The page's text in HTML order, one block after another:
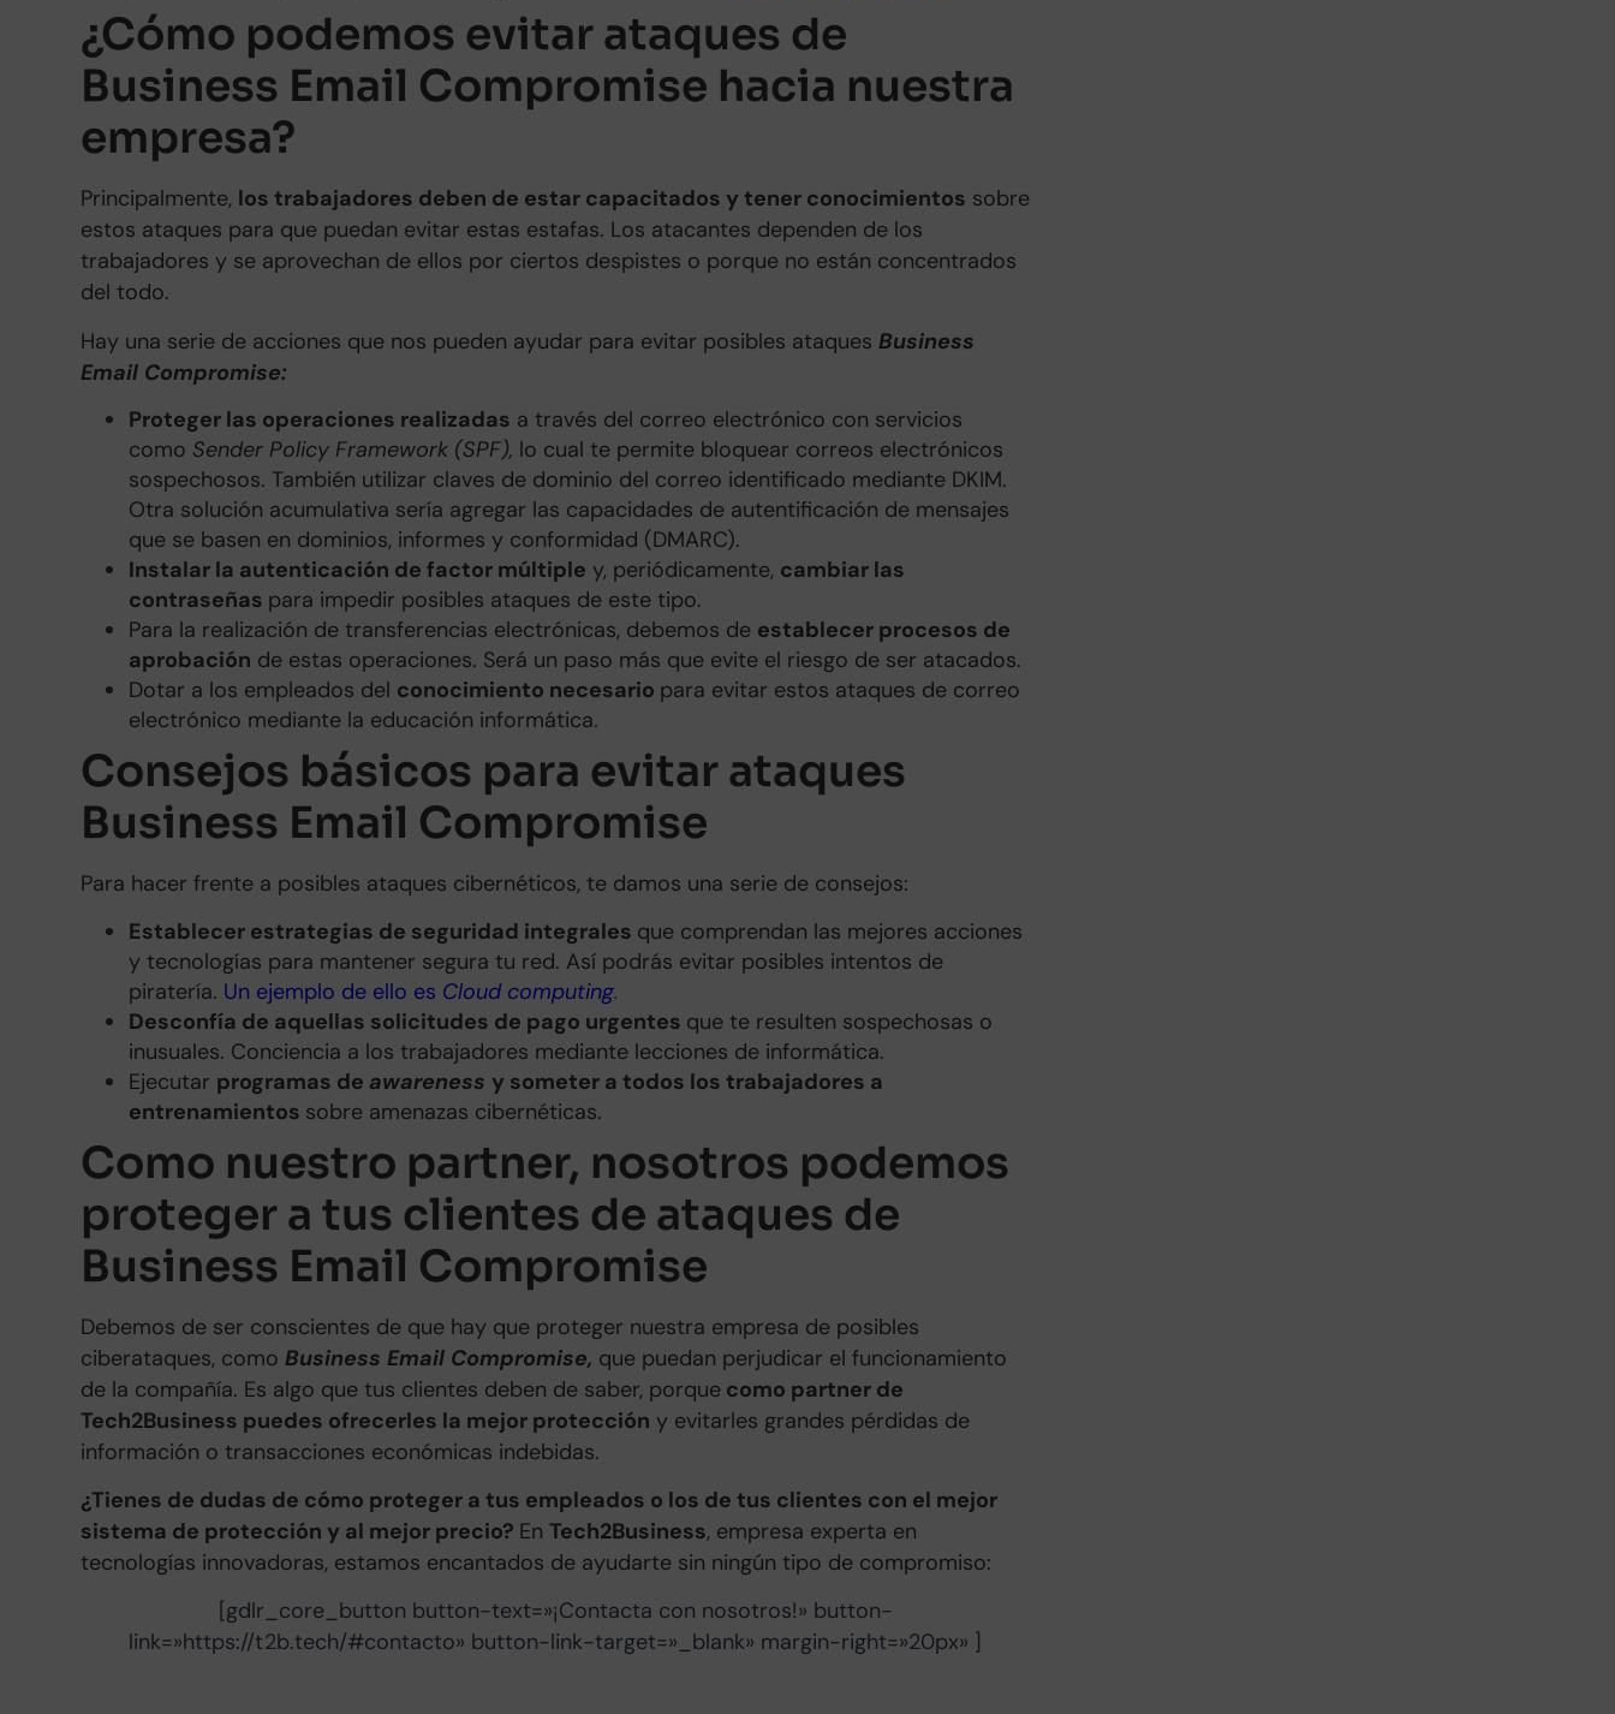
¿Cómo podemos evitar ataques de
Business Email Compromise hacia nuestra
empresa?
Principalmente, los trabajadores deben de estar capacitados y tener conocimientos sobre
estos ataques para que puedan evitar estas estafas. Los atacantes dependen de los
trabajadores y se aprovechan de ellos por ciertos despistes o porque no están concentrados
del todo.
Hay una serie de acciones que nos pueden ayudar para evitar posibles ataquesBusiness
Email Compromise:
Proteger las operaciones realizadas a través del correo electrónico con servicios
como Sender Policy Framework (SPF), lo cual te permite bloquear correos electrónicos
sospechosos. También utilizar claves de dominio del correo identificado mediante DKIM.
Otra solución acumulativa sería agregar las capacidades de autentificación de mensajes
que se basen en dominios, informes y conformidad (DMARC).
Instalar la autenticación de factor múltiple y, periódicamente, cambiar las
contraseñas para impedir posibles ataques de este tipo.
Para la realización de transferencias electrónicas, debemos de establecer procesos de
aprobación de estas operaciones. Será un paso más que evite el riesgo de ser atacados.
Dotar a los empleados del conocimiento necesario para evitar estos ataques de correo
electrónico mediante la educación informática.
Consejos básicos para evitar ataques
Business Email Compromise
Para hacer frente a posibles ataques cibernéticos, te damos una serie de consejos:
Establecer estrategias de seguridad integrales que comprendan las mejores acciones
y tecnologías para mantener segura tu red. Así podrás evitar posibles intentos de
piratería. Un ejemplo de ello es Cloud computing.
Desconfía de aquellas solicitudes de pago urgentes que te resulten sospechosas o
inusuales. Conciencia a los trabajadores mediante lecciones de informática.
Ejecutar programas deawareness y someter a todos los trabajadores a
entrenamientos sobre amenazas cibernéticas.
Como nuestro partner, nosotros podemos
proteger a tus clientes de ataques de
Business Email Compromise
Debemos de ser conscientes de que hay que proteger nuestra empresa de posibles
ciberataques, comoBusiness Email Compromise, que puedan perjudicar el funcionamiento
de la compañía. Es algo que tus clientes deben de saber, porque como partner de
Tech2Business puedes ofrecerles la mejor protección y evitarles grandes pérdidas de
información o transacciones económicas indebidas.
¿Tienes de dudas de cómo proteger a tus empleados o los de tus clientes con el mejor
sistema de protección y al mejor precio? EnTech2Business, empresa experta en
tecnologías innovadoras, estamos encantados de ayudarte sin ningún tipo de compromiso:
[gdlr_core_button button-text=»¡Contacta con nosotros!» button-
link=»https://t2b.tech/#contacto» button-link-target=»_blank» margin-right=»20px» ]